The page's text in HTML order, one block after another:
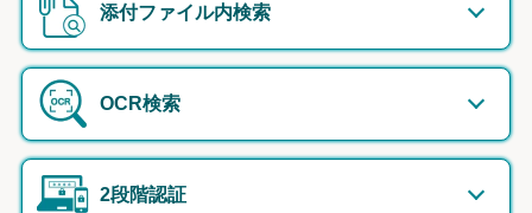
添付ファイル内検索
OCR検索
2段階認証